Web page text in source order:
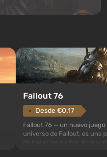
Fallout 76
Desde €0.17
Fallout 76 — un nuevo juego
universo de Fallout, es una
de todas las partes de la